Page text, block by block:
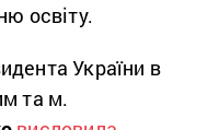
освіту.
України в
та м.